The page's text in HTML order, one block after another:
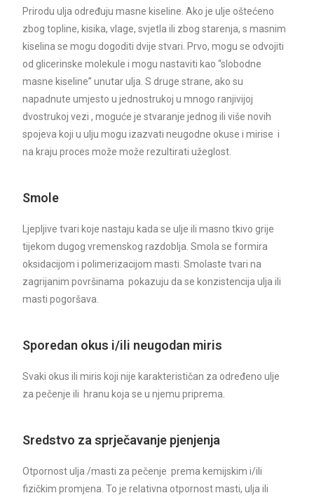
Prirodu ulja određuju masne kiseline. Ako je ulje oštećeno
zbog topline, kisika, vlage, svjetla ili zbog starenja, s masnim
kiselina se mogu dogoditi dvije stvari. Prvo, mogu se odvojiti
od glicerinske molekule i mogu nastaviti kao “slobodne
masne kiseline” unutar ulja. S druge strane, ako su
napadnute umjesto u jednostrukoj u mnogo ranjivijoj
dvostrukoj vezi , moguće je stvaranje jednog ili više novih
spojeva koji u ulju mogu izazvati neugodne okuse i mirise i
na kraju proces može može rezultirati užeglost.
Smole
Ljepljive tvari koje nastaju kada se ulje ili masno tkivo grije
tijekom dugog vremenskog razdoblja. Smola se formira
oksidacijom i polimerizacijom masti. Smolaste tvari na
zagrijanim površinama pokazuju da se konzistencija ulja ili
masti pogoršava.
Sporedan okus i/ili neugodan miris
Svaki okus ili miris koji nije karakterističan za određeno ulje
za pečenje ili hranu koja se u njemu priprema.
Sredstvo za sprječavanje pjenjenja
Otpornost ulja /masti za pečenje prema kemijskim i/ili
fizičkim promjena. To je relativna otpornost masti, ulja ili